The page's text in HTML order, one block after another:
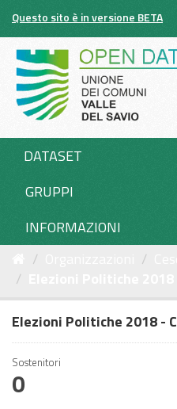
Salta
contenuto
Questo sito è in versione BETA
DATASET
GRUPPI
INFORMAZIONI
Elezioni Politiche 2018 -
Sostenitori
0